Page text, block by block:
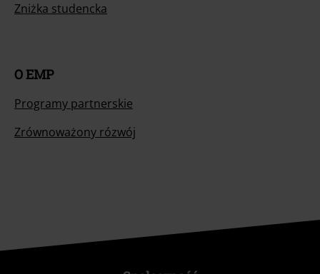
Zniżka studencka
O EMP
Programy partnerskie
Zrównoważony rózwój